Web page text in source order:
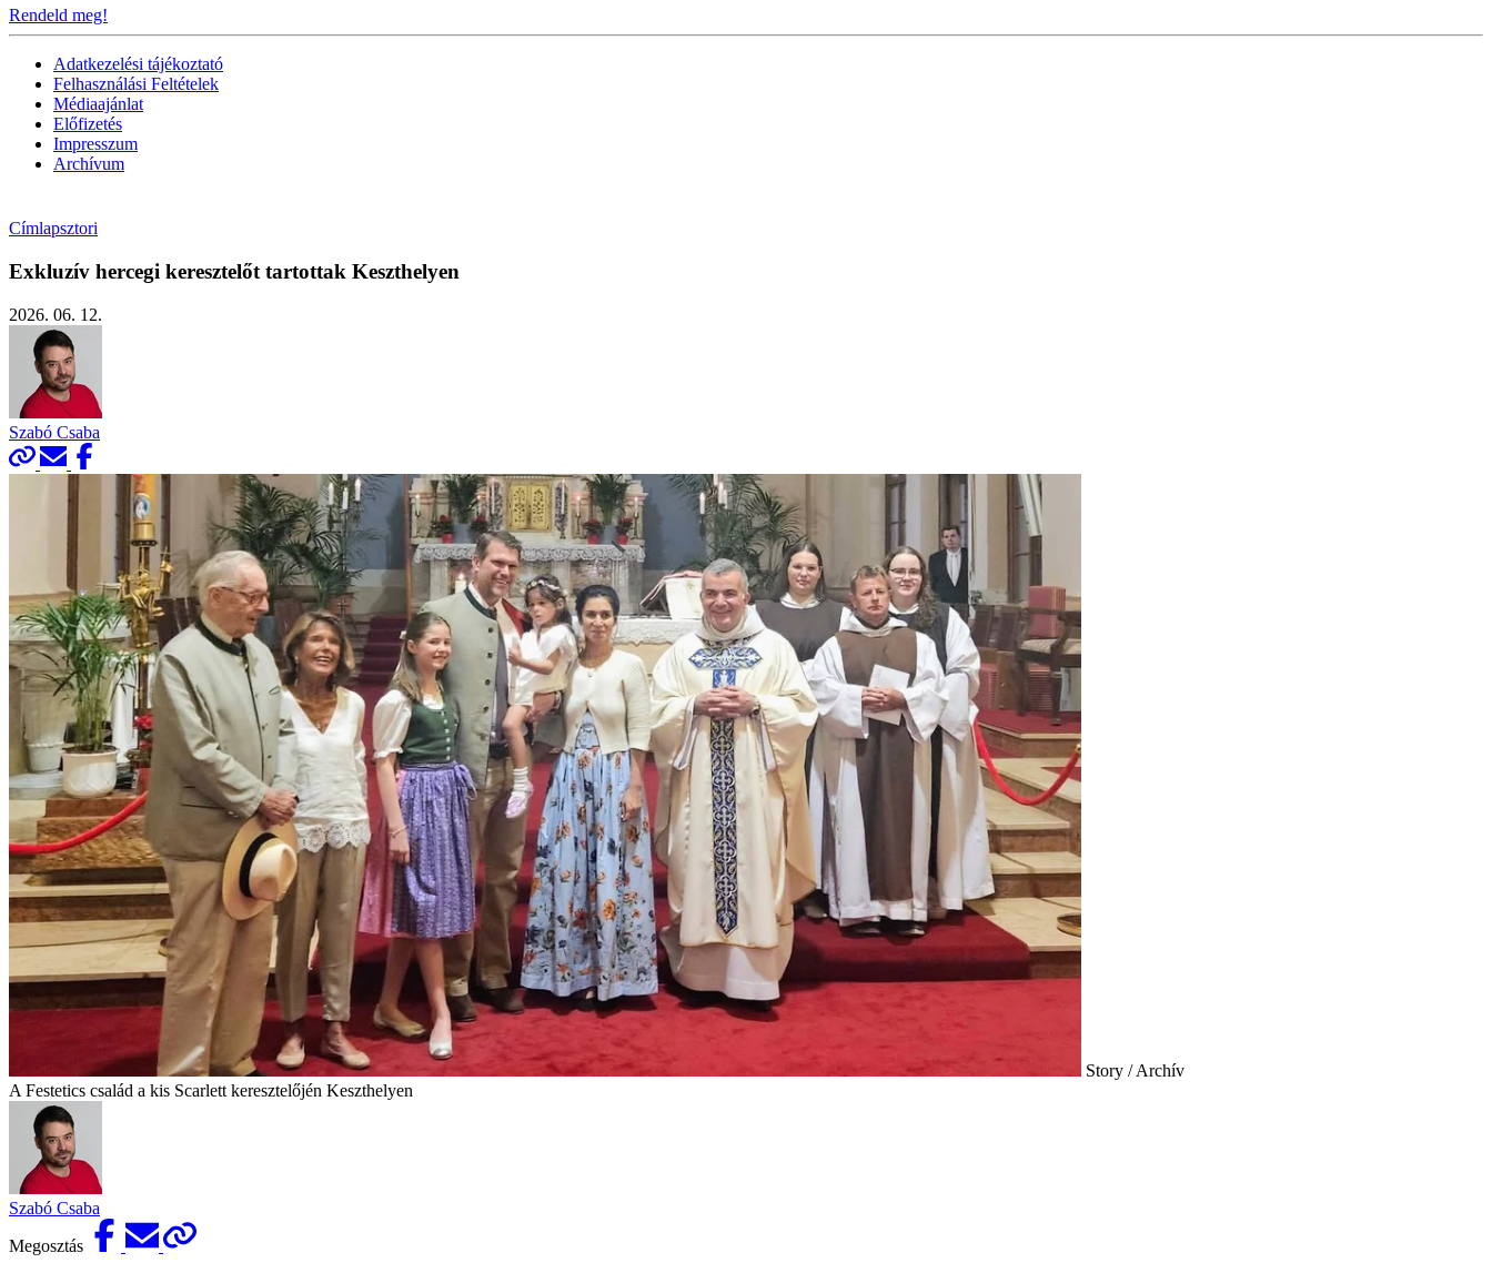
Rendeld meg!
Adatkezelési tájékoztató
Felhasználási Feltételek
Médiaajánlat
Előfizetés
Impresszum
Archívum
Címlapsztori
Exkluzív hercegi keresztelőt tartottak Keszthelyen
2026. 06. 12.
Szabó Csaba
Story / Archív
A Festetics család a kis Scarlett keresztelőjén Keszthelyen
Szabó Csaba
Megosztás